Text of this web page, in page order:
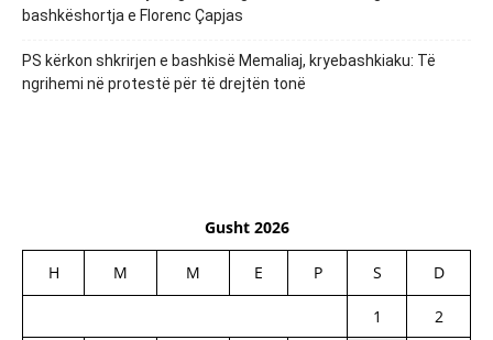
bashkëshortja e Florenc Çapjas
PS kërkon shkrirjen e bashkisë Memaliaj, kryebashkiaku: Të
ngrihemi në protestë për të drejtën tonë
Gusht 2026
H M M E P S D
1
2